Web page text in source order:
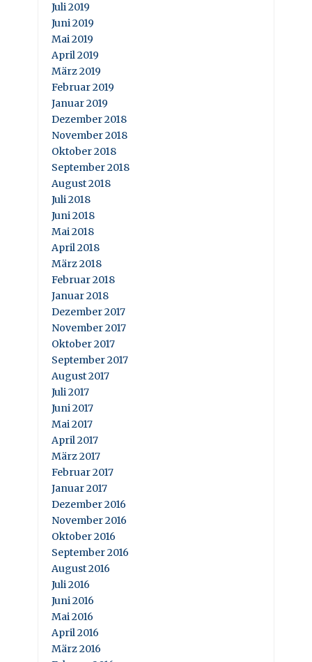
Juli 2019
Juni 2019
Mai 2019
April 2019
März 2019
Februar 2019
Januar 2019
Dezember 2018
November 2018
Oktober 2018
September 2018
August 2018
Juli 2018
Juni 2018
Mai 2018
April 2018
März 2018
Februar 2018
Januar 2018
Dezember 2017
November 2017
Oktober 2017
September 2017
August 2017
Juli 2017
Juni 2017
Mai 2017
April 2017
März 2017
Februar 2017
Januar 2017
Dezember 2016
November 2016
Oktober 2016
September 2016
August 2016
Juli 2016
Juni 2016
Mai 2016
April 2016
März 2016